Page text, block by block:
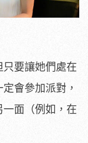
要讓她們處在
會參加派對，
面（例如，在